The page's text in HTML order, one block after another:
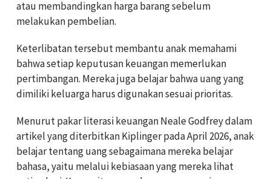
atau membandingkan harga barang sebelum
melakukan pembelian.
Keterlibatan tersebut membantu anak memahami
bahwa setiap keputusan keuangan memerlukan
pertimbangan. Mereka juga belajar bahwa uang yang
dimiliki keluarga harus digunakan sesuai prioritas.
Menurut pakar literasi keuangan Neale Godfrey dalam
artikel yang diterbitkan Kiplinger pada April 2026, anak
belajar tentang uang sebagaimana mereka belajar
bahasa, yaitu melalui kebiasaan yang mereka lihat